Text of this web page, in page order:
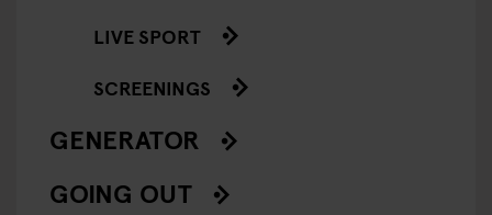
LIVE SPORT
SCREENINGS
GENERATOR
GOING OUT